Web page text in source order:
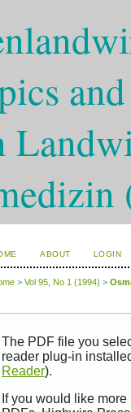
ABOUT LOGIN
> Vol 95, No 1 (1994) >
The PDF file you
reader plug-in
Reader).
If you would like